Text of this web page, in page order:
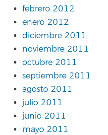
febrero 2012
enero 2012
diciembre 2011
noviembre 2011
octubre 2011
septiembre 2011
agosto 2011
julio 2011
junio 2011
mayo 2011